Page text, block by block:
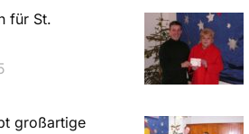
für St.
großartige